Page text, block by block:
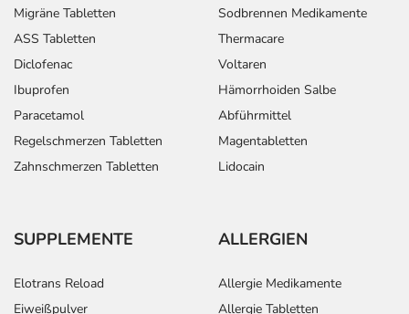
Migräne Tabletten
ASS Tabletten
Diclofenac
Ibuprofen
Paracetamol
Regelschmerzen Tabletten
Zahnschmerzen Tabletten
Sodbrennen Medikamente
Thermacare
Voltaren
Hämorrhoiden Salbe
Abführmittel
Magentabletten
Lidocain
SUPPLEMENTE
Elotrans Reload
Eiweißpulver
ALLERGIEN
Allergie Medikamente
Allergie Tabletten